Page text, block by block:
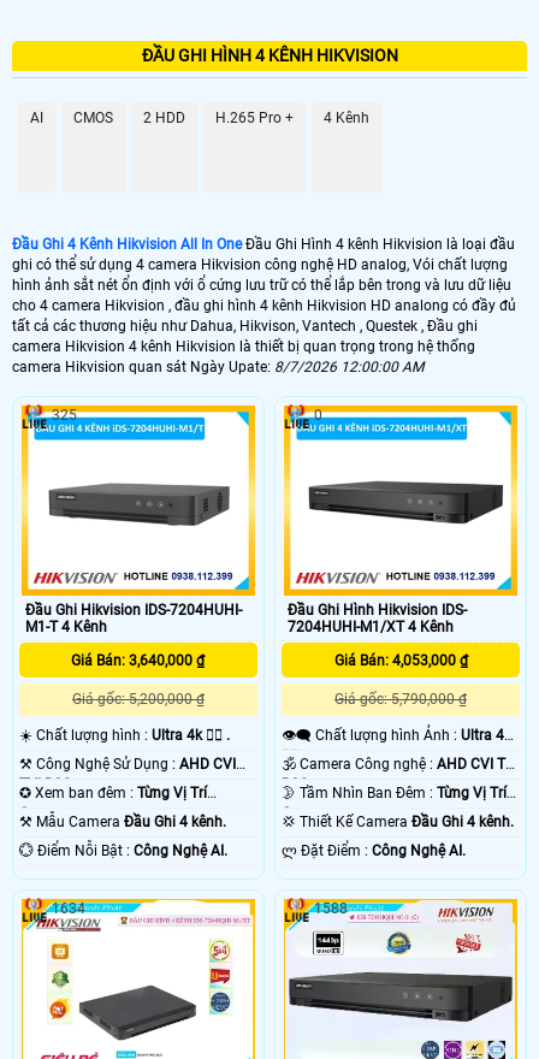
1.400.000 VNĐ DH-XVR1A08
🗄 Đầu Ghi HD 4 kênh Hikvision Giá Rẻ Hikvison
1.600,000 VNĐ iDS-7204HQHI-M1/S
📬 Đầu ghi camera Hikvision 4 kênh Hikvision giá rẻ Vanteh
1.300.000 VNĐ VPH-D4004HR-N
📀 Đâu ghi camera Hikvision 4 kênh Hikvision HD analog thường sử dụng
cho những dự án dân dụng gia đình, Ưu điểm của đầu ghi hình camera
Hikvision HD 4 kênh Hikvision analog là giá rẻ tiết kiệm chi phí nhỏ gọn và
💾 Đầu ghi hình camera Hikvision HD analog 4 kênh Hikvision có nhiều hãng
sản xuất cũng như nhiều công nghệ,Đầu thi hình camera Hikvision HD 4 kênh
analog có giá giao động từ 1.300.000 VNĐ với công nghệ lưu hình ảnh FULL
HD 1080N và có giá từ 2.200.000 VNĐ với công nghệ lưu hình ảnh chất lượng
FULL HD 1080P💡
ĐẦU GHI HÌNH 4 KÊNH HIKVISION
AI CMOS 2 HDD H.265 Pro + 4 Kênh
Đầu Ghi 4 Kênh Hikvision All In OneĐầu Ghi Hình 4 kênh Hikvision là loại đầu
ghi có thể sử dụng 4 camera Hikvision công nghệ HD analog, Vói chất lượng
hình ảnh sắt nét ổn định với ổ cứng lưu trữ có thể lắp bên trong và lưu dữ liệu
cho 4 camera Hikvision , đầu ghi hình 4 kênh Hikvision HD analong có đầy đủ
tất cả các thương hiệu như Dahua, Hikvison, Vantech , Questek , Đầu ghi
camera Hikvision 4 kênh Hikvision là thiết bị quan trọng trong hệ thống
camera Hikvision quan sát Ngày Upate: 8/7/2026 12:00:00 AM
Đầu Ghi Hikvision IDS-7204HUHI-
M1-T 4 Kênh
Giá Bán: 3,640,000 ₫
Giá gốc: 5,200,000 ₫
☀️ Chất lượng hình : Ultra 4k 👍🏾 .
⚒ Công Nghệ Sử Dụng : AHD CVI
TVI BCS.
✪ Xem ban đêm : Từng Vị Trí
Camera .
⚒ Mẫu Camera Đầu Ghi 4 kênh.
️💮 Điểm Nỗi Bật : Công Nghệ AI.
325
Đầu Ghi Hình Hikvision IDS-
7204HUHI-M1/XT 4 Kênh
Giá Bán: 4,053,000 ₫
Giá gốc: 5,790,000 ₫
👁️‍🗨 Chất lượng hình Ảnh :Ultra 4k
👍🏾 .
🕉️ Camera Công nghệ :AHD CVI TVI
BCS.
🌛 Tầm Nhìn Ban Đêm :Từng Vị Trí
Camera .
💢 Thiết Kế CameraĐầu Ghi 4 kênh.
️ლ Đặt Điểm :Công Nghệ AI.
0
1634 1588